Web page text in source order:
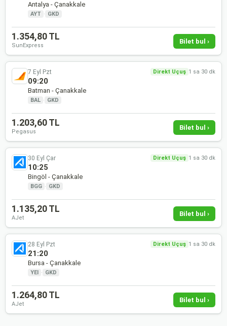
Antalya - Çanakkale
AYT · GKD
1.354,80 TL
SunExpress
Bilet bul ›
7 Eyl Pzt Direkt Uçuş 1 sa 30 dk
09:20
Batman - Çanakkale
BAL · GKD
1.203,60 TL
Pegasus
Bilet bul ›
30 Eyl Çar Direkt Uçuş 1 sa 30 dk
10:25
Bingöl - Çanakkale
BGG · GKD
1.135,20 TL
AJet
Bilet bul ›
28 Eyl Pzt Direkt Uçuş 1 sa 30 dk
21:20
Bursa - Çanakkale
YEI · GKD
1.264,80 TL
AJet
Bilet bul ›